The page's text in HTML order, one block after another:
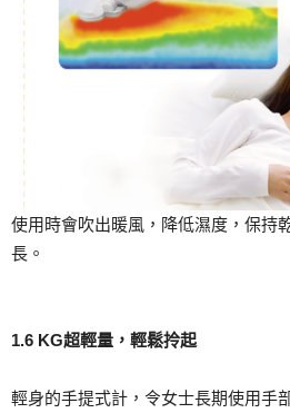
使用時會吹出暖風，降低濕度，保持
長。
1.6 KG超輕量，輕鬆拎起
輕身的手提式計，令女士長期使用手